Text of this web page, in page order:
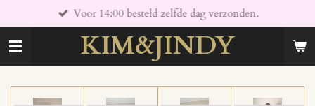
direct
naar
KIM&JINDY
Voor 14:00 besteld zelfde dag verzonden.